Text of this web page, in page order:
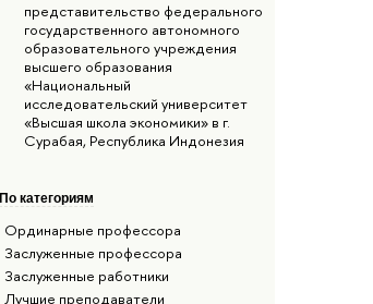
представительство федерального
государственного автономного
образовательного учреждения
высшего образования
«Национальный
исследовательский университет
«Высшая школа экономики» в г.
Сурабая, Республика Индонезия
По категориям
Ординарные профессора
Заслуженные профессора
Заслуженные работники
Лучшие преподаватели